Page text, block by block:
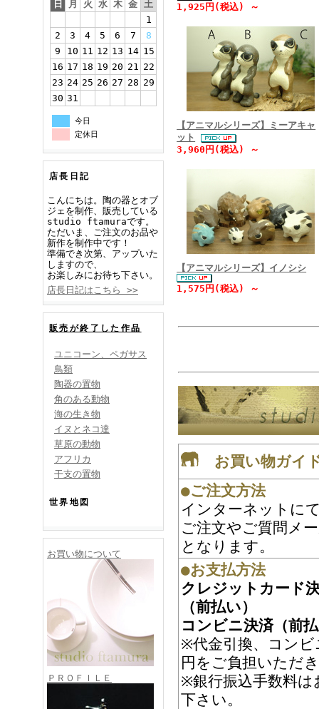
日 月 火 水 木 金 土
1
2
3 4 5 6 7
8
9
10 11 12 13 14 15
16 17 18 19 20 21 22
23 24 25 26 27 28 29
30 31
今日
定休日
店長日記
こんにちは。陶の器とオブ
ジェを制作、販売している
studio ftamuraです。
ただいま、ご注文のお品や
新作を制作中です！
準備でき次第、アップいた
しますので、
お楽しみにお待ち下さい。
店長日記はこちら >>
販売が終了した作品
ユニコーン、ペガサス
鳥類
陶器の置物
角のある動物
海の生き物
イヌとネコ達
草原の動物
アフリカ
干支の置物
世界地図
お買い物について
ＰＲＯＦＩＬＥ
1,925円(税込) ～
【アニマルシリーズ】ミーアキャ
ット
3,960円(税込) ～
【アニマルシリーズ】イノシシ
1,575円(税込) ～
お買い物ガイ
●ご注文方法
インターネットに
ご注文やご質問メ
となります。
●お支払方法
クレジットカード
（前払い）
コンビニ決済（前
※代金引換、コン
円をご負担いただ
※銀行振込手数料
下さい。